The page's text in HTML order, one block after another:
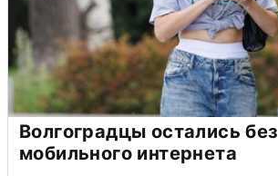
Волгоградцы остались без
мобильного интернета